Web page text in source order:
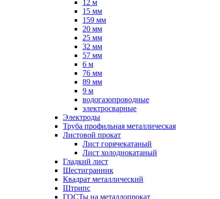
12 м
15 мм
159 мм
20 мм
25 мм
32 мм
57 мм
6 м
76 мм
89 мм
9 м
водогазопроводные
электросварные
Электроды
Труба профильная металлическая
Листовой прокат
Лист горячекатаный
Лист холоднокатаный
Гладкий лист
Шестигранник
Квадрат металлический
Штрипс
ГОСТы на металлопрокат